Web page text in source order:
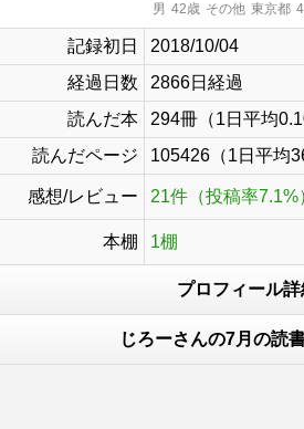
男 42歳 その他 東京都
記録初日
2018/10/04
経過日数
2866日経過
読んだ本
294冊（1日平均
読んだページ
105426（1日平均
感想/レビュー 21件（投稿率7.1%
本棚 1棚
プロフィール詳
じろーさんの7月の読